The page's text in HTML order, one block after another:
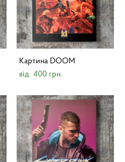
Картина DOOM
від 400 грн.